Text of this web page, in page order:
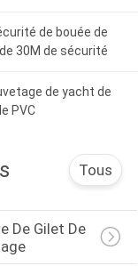
de bouée de
30M de sécurité
de yacht de
PVC
Tous
De Gilet De